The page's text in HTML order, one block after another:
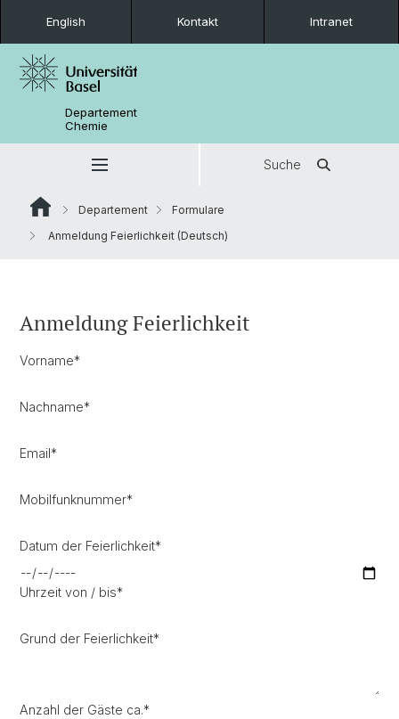
English Kontakt Intranet
Departement
Chemie
Suche
Departement
Formulare
Anmeldung Feierlichkeit (Deutsch)
Anmeldung Feierlichkeit
Vorname*
Nachname*
Email*
Mobilfunknummer*
Datum der Feierlichkeit*
Uhrzeit von / bis*
Grund der Feierlichkeit*
Anzahl der Gäste ca.*